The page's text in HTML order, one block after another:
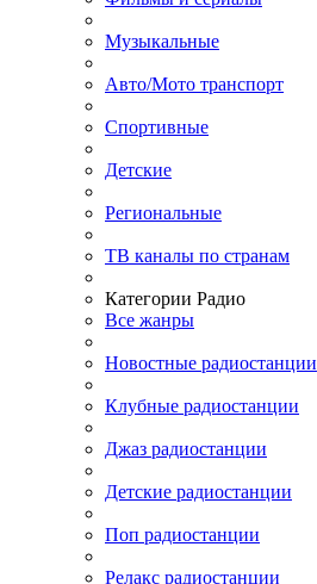
Музыкальные
Авто/Мото транспорт
Спортивные
Детские
Региональные
ТВ каналы по странам
Категории Радио
Все жанры
Новостные радиостанции
Клубные радиостанции
Джаз радиостанции
Детские радиостанции
Поп радиостанции
Релакс радиостанции